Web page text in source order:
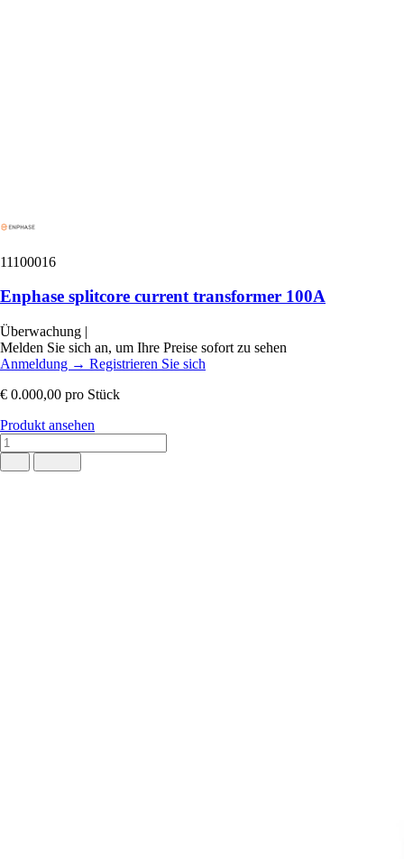
11100016
Enphase splitcore current transformer 100A
Überwachung |
Melden Sie sich an, um Ihre Preise sofort zu sehen
Anmeldung → Registrieren Sie sich
€ 0.000,00 pro Stück
Produkt ansehen